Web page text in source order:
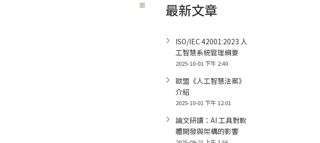
？ 最新文章
ISO/IEC 42001:2023 人
工智慧系統管理綱要
2025-10-01 下午 2:40
歐盟《人工智慧法案》
介紹
2025-10-01 下午 12:01
論文研讀：AI 工具對軟
體開發與架構的影響